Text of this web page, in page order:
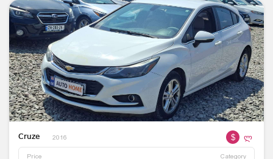
Cruze 2016 $ ლ
Price Category